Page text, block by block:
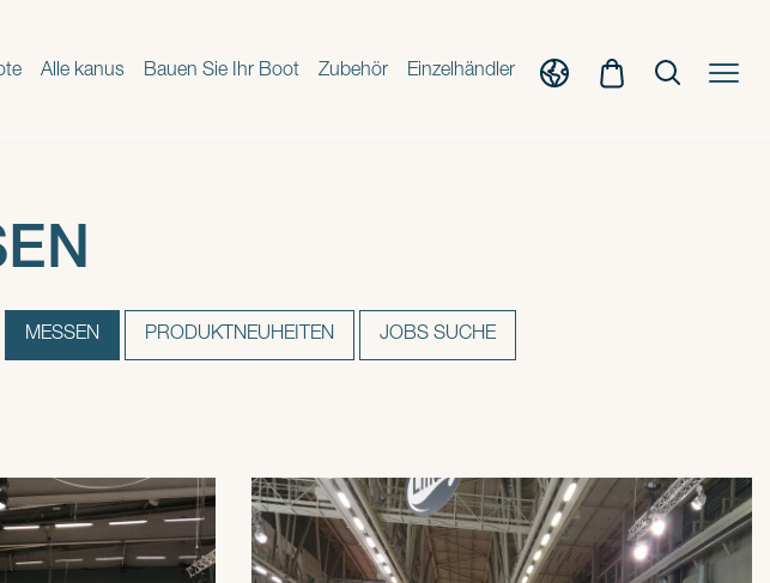
Alle kanus Bauen Sie Ihr Boot Zubehör Einzelhändler
MESSEN PRODUKTNEUHEITEN JOBS SUCHE